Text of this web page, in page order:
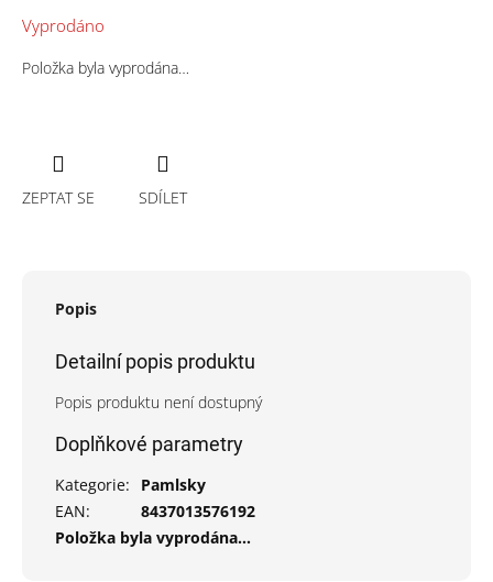
cena:
Vyprodáno
Položka byla vyprodána…
ZEPTAT SE SDÍLET
Popis
Detailní popis produktu
Popis produktu není dostupný
Doplňkové parametry
Kategorie:
Pamlsky
EAN:
8437013576192
Položka byla vyprodána…